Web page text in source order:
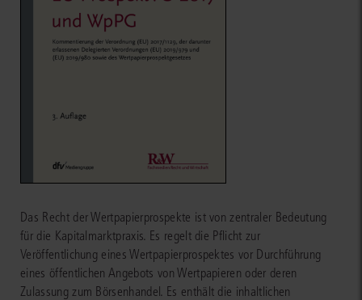
Das Recht der Wertpapierprospekte ist von zentraler Bedeutung
für die Kapitalmarktpraxis. Es regelt die Pflicht zur
Veröffentlichung eines Wertpapierprospektes vor Durchführung
eines öffentlichen Angebots von Wertpapieren oder deren
Zulassung zum Börsenhandel. Es enthält die inhaltlichen